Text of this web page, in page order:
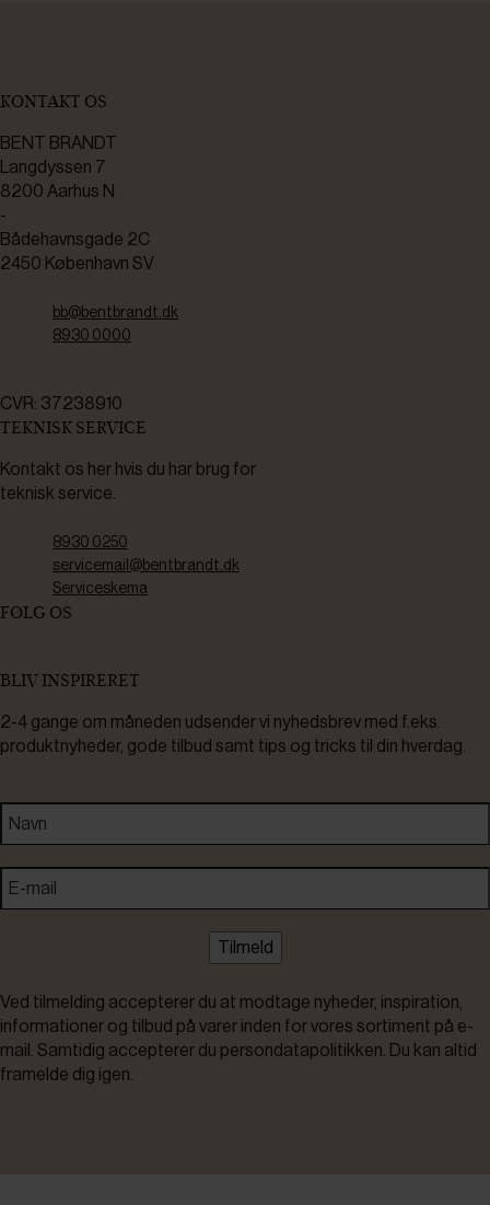
KONTAKT OS
BENT BRANDT
Langdyssen 7
8200 Aarhus N
-
Bådehavnsgade 2C
2450 København SV
bb@bentbrandt.dk
8930 0000
CVR: 37238910
TEKNISK SERVICE
Kontakt os her hvis du har brug for
teknisk service.
8930 0250
servicemail@bentbrandt.dk
Serviceskema
FØLG OS
BLIV INSPIRERET
2-4 gange om måneden udsender vi nyhedsbrev med f.eks.
produktnyheder, gode tilbud samt tips og tricks til din hverdag.
Tilmeld
Ved tilmelding accepterer du at modtage nyheder, inspiration,
informationer og tilbud på varer inden for vores sortiment på e-
mail. Samtidig accepterer du persondatapolitikken. Du kan altid
framelde dig igen.